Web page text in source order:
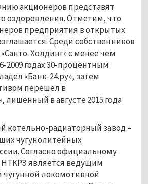
акционеров представят
оздоровления. Отметим, что
предприятия в открытых
Среди собственников
Холдинг» с менее чем
2009 годах 30-процентным
«Банк-24.ру», затем
перешёл в
лишённый в августе 2015 года
котельно-радиаторный завод –
чугунолитейных
Согласно официальному
является ведущим
локомотивной